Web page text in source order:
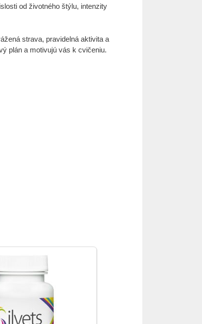
od životného štýlu, intenzity
strava, pravidelná aktivita a
plán a motivujú vás k cvičeniu.